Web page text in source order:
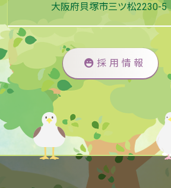
大阪府貝塚市三ツ松2230-5
採用情報